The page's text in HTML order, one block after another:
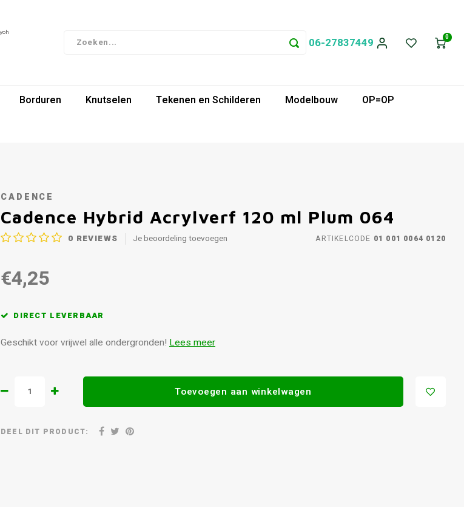
06-27837449 0
Borduren Knutselen Tekenen en Schilderen Modelbouw
OP=OP
CADENCE
Cadence Hybrid Acrylverf 120 ml Plum 064
0 REVIEWS Je beoordeling toevoegen ARTIKELCODE 01 001 0064 0120
€4,25
DIRECT LEVERBAAR
Geschikt voor vrijwel alle ondergronden! Lees meer
Toevoegen aan winkelwagen
DEEL DIT PRODUCT: